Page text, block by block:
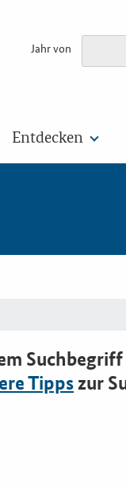
Jahr von
Entdecken
Tippszur